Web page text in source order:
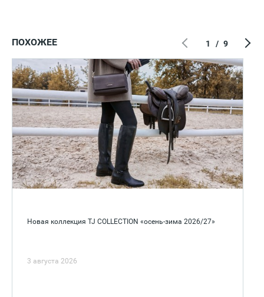
ПОХОЖЕЕ
Новая коллекция TJ COLLECTION «осень-зима 2026/27»
3 августа 2026
1 / 9